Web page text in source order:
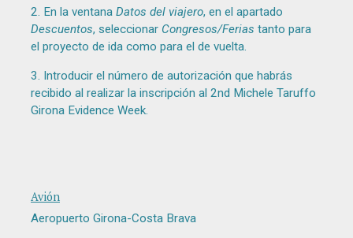
2. En la ventana Datos del viajero, en el apartado
Descuentos, seleccionar Congresos/Ferias tanto para
el proyecto de ida como para el de vuelta.
3. Introducir el número de autorización que habrás
recibido al realizar la inscripción al 2nd Michele Taruffo
Girona Evidence Week.
Avión
Aeropuerto Girona-Costa Brava